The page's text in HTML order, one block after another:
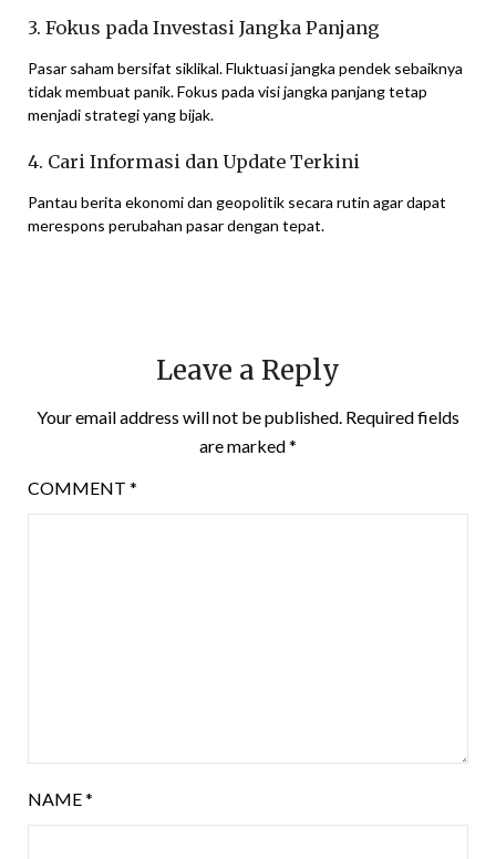
3. Fokus pada Investasi Jangka Panjang
Pasar saham bersifat siklikal. Fluktuasi jangka pendek sebaiknya
tidak membuat panik. Fokus pada visi jangka panjang tetap
menjadi strategi yang bijak.
4. Cari Informasi dan Update Terkini
Pantau berita ekonomi dan geopolitik secara rutin agar dapat
merespons perubahan pasar dengan tepat.
Leave a Reply
Your email address will not be published. Required fields
are marked*
COMMENT *
NAME*